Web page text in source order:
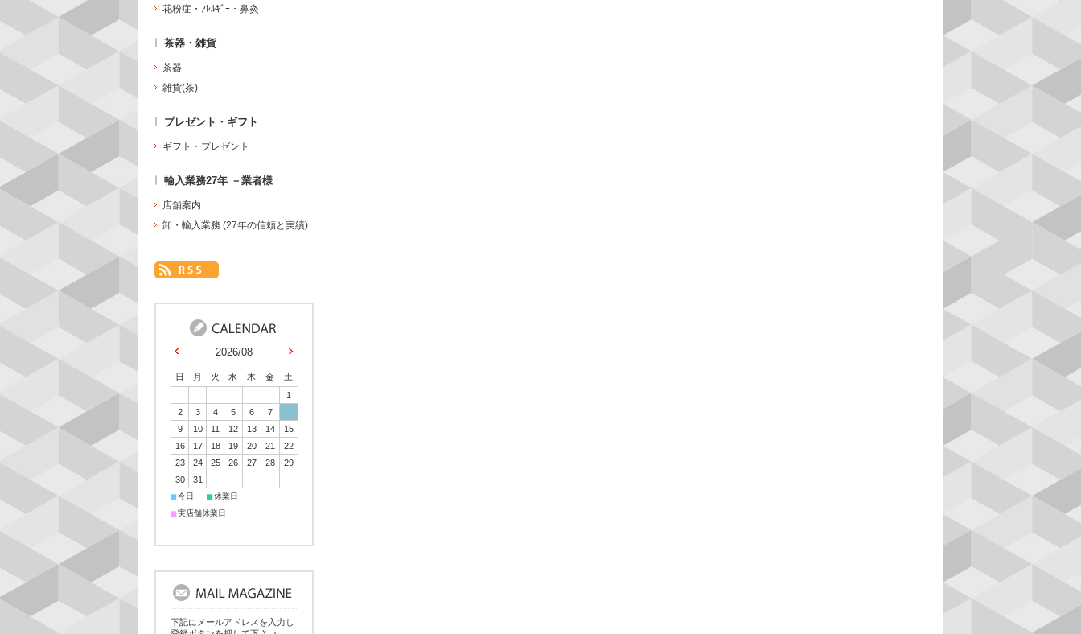
花粉症・ｱﾚﾙｷﾞｰ・鼻炎
茶器・雑貨
茶器
雑貨(茶)
プレゼント・ギフト
ギフト・プレゼント
輸入業務27年 －業者様
店舗案内
卸・輸入業務 (27年の信頼と実績)
2026/08
日 月 火 水 木 金
土
1
2
3 4 5 6 7
8
9
10 11 12 13 14
15
16
17 18 19 20 21
22
23
24 25 26 27 28
29
30
31
■今日 ■休業日
■実店舗休業日
下記にメールアドレスを入力し